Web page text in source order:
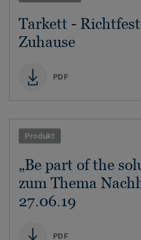
Tarkett -
Zuhause
PDF
Produkt
„Be part of the
zum Thema
27.06.19
PDF